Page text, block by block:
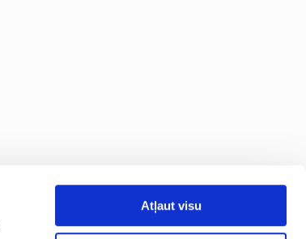
Atļaut visu